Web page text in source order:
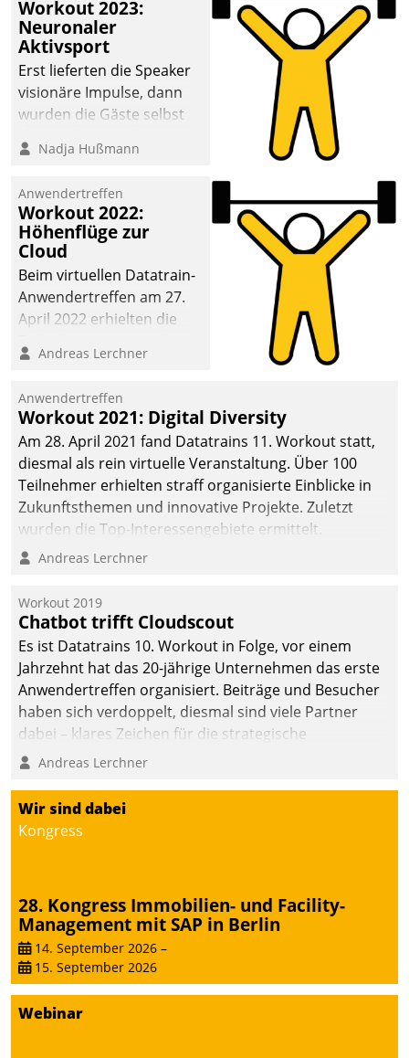
meistern und Workloads
wuppen – bei zunehmend
anspruchsvollen
Aufgaben und
abnehmendem
Workout 2023:
Neuronaler
Aktivsport
Erst lieferten die Speaker
visionäre Impulse, dann
wurden die Gäste selbst
methodisch
Quartier. Dazwischen
zeigte Datatrain, was es
Neues zu bieten hat.
Nadja Hußmann
Anwendertreffen
Workout 2022:
Höhenflüge zur
Cloud
Beim virtuellen Datatrain-
Anwendertreffen am 27.
April 2022 erhielten die
Teilnehmer kurzweilige
Cloud-Strategien und -
Lösungen mit hohem
Zukunftspotenzial.
Andreas Lerchner
Anwendertreffen
Workout 2021: Digital Diversity
Am 28. April 2021 fand Datatrains 11. Workout statt,
diesmal als rein virtuelle Veranstaltung. Über 100
Teilnehmer erhielten straff organisierte Einblicke in
Zukunftsthemen und innovative Projekte. Zuletzt
wurden die Top-Interessengebiete ermittelt.
Andreas Lerchner
Workout 2019
Chatbot trifft Cloudscout
Es ist Datatrains 10. Workout in Folge, vor einem
Jahrzehnt hat das 20-jährige Unternehmen das erste
Anwendertreffen organisiert. Beiträge und Besucher
haben sich verdoppelt, diesmal sind viele Partner
dabei – klares Zeichen für die strategische
Fokussierung auf den Kunden.
Andreas Lerchner
Wir sind dabei
Kongress
28. Kongress Immobilien- und Facility-
Management mit SAP in Berlin
14. September 2026 –
15. September 2026
Webinar